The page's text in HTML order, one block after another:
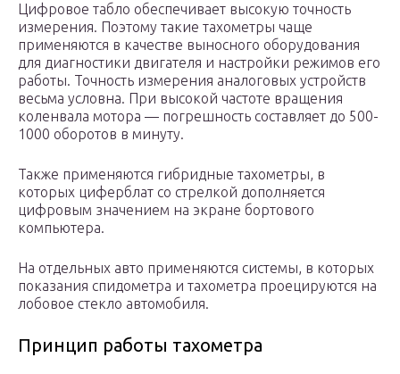
Цифровое табло обеспечивает высокую точность
измерения. Поэтому такие тахометры чаще
применяются в качестве выносного оборудования
для диагностики двигателя и настройки режимов его
работы. Точность измерения аналоговых устройств
весьма условна. При высокой частоте вращения
коленвала мотора — погрешность составляет до 500-
1000 оборотов в минуту.
Также применяются гибридные тахометры, в
которых циферблат со стрелкой дополняется
цифровым значением на экране бортового
компьютера.
На отдельных авто применяются системы, в которых
показания спидометра и тахометра проецируются на
лобовое стекло автомобиля.
Принцип работы тахометра